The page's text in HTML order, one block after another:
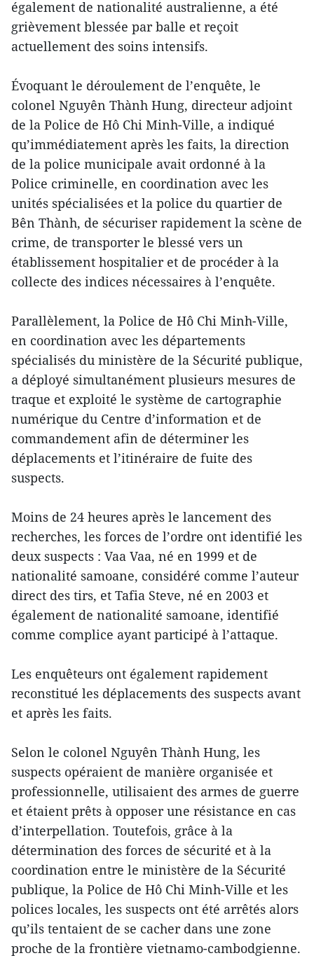
également de nationalité australienne, a été
grièvement blessée par balle et reçoit
actuellement des soins intensifs.
Évoquant le déroulement de l’enquête, le
colonel Nguyên Thành Hung, directeur adjoint
de la Police de Hô Chi Minh-Ville, a indiqué
qu’immédiatement après les faits, la direction
de la police municipale avait ordonné à la
Police criminelle, en coordination avec les
unités spécialisées et la police du quartier de
Bên Thành, de sécuriser rapidement la scène de
crime, de transporter le blessé vers un
établissement hospitalier et de procéder à la
collecte des indices nécessaires à l’enquête.
Parallèlement, la Police de Hô Chi Minh-Ville,
en coordination avec les départements
spécialisés du ministère de la Sécurité publique,
a déployé simultanément plusieurs mesures de
traque et exploité le système de cartographie
numérique du Centre d’information et de
commandement afin de déterminer les
déplacements et l’itinéraire de fuite des
suspects.
Moins de 24 heures après le lancement des
recherches, les forces de l’ordre ont identifié les
deux suspects : Vaa Vaa, né en 1999 et de
nationalité samoane, considéré comme l’auteur
direct des tirs, et Tafia Steve, né en 2003 et
également de nationalité samoane, identifié
comme complice ayant participé à l’attaque.
Les enquêteurs ont également rapidement
reconstitué les déplacements des suspects avant
et après les faits.
Selon le colonel Nguyên Thành Hung, les
suspects opéraient de manière organisée et
professionnelle, utilisaient des armes de guerre
et étaient prêts à opposer une résistance en cas
d’interpellation. Toutefois, grâce à la
détermination des forces de sécurité et à la
coordination entre le ministère de la Sécurité
publique, la Police de Hô Chi Minh-Ville et les
polices locales, les suspects ont été arrêtés alors
qu’ils tentaient de se cacher dans une zone
proche de la frontière vietnamo-cambodgienne.